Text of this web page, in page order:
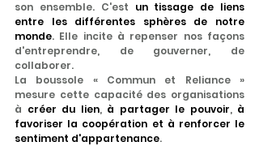
son ensemble. C'est un tissage de liens
entre les différentes sphères de notre
monde. Elle incite à repenser nos façons
d'entreprendre, de gouverner, de
collaborer.
La boussole « Commun et Reliance »
mesure cette capacité des organisations
à créer du lien, à partager le pouvoir, à
favoriser la coopération et à renforcer le
sentiment d'appartenance.